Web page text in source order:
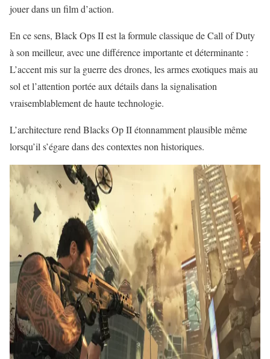
jouer dans un film d’action.
En ce sens, Black Ops II est la formule classique de Call of Duty
à son meilleur, avec une différence importante et déterminante :
L’accent mis sur la guerre des drones, les armes exotiques mais au
sol et l’attention portée aux détails dans la signalisation
vraisemblablement de haute technologie.
L’architecture rend Blacks Op II étonnamment plausible même
lorsqu’il s’égare dans des contextes non historiques.